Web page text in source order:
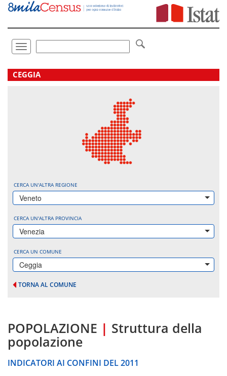
Vai
direttamente
Toggle
navigation
.
CEGGIA
CERCA UN'ALTRA REGIONE
Veneto
CERCA UN'ALTRA PROVINCIA
Venezia
CERCA UN COMUNE
Ceggia
TORNA AL COMUNE
POPOLAZIONE | Struttura della
popolazione
INDICATORI AI CONFINI DEL 2011